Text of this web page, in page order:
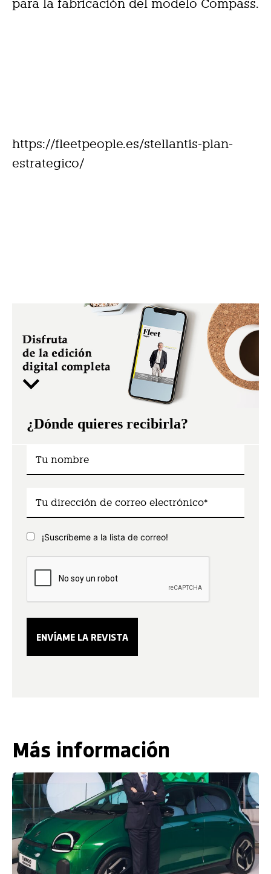
para la fabricación del modelo Compass.
https://fleetpeople.es/stellantis-plan-
estrategico/
¿Dónde quieres recibirla?
¡Suscríbeme a la lista de correo!
Más información